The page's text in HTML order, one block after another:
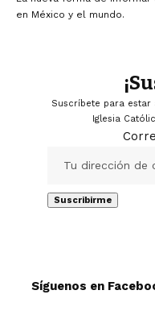
en México y el mundo.
Suscríbete para
Iglesia
Síguenos en